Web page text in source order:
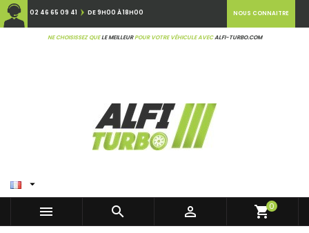
02 46 65 09 41 DE 9H00 À 18H00
NE CHOISISSEZ QUELE MEILLEURPOUR VOTRE VÉHICULE AVECALFI-TURBO.COM
NOUS CONNAITRE

   shopping_cart0